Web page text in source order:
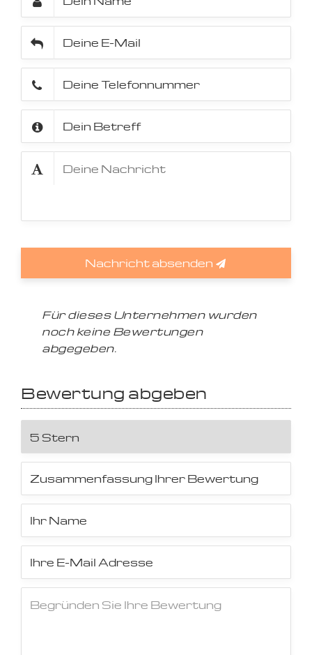
Nachricht absenden
Für dieses Unternehmen wurden
noch keine Bewertungen
abgegeben.
Bewertung abgeben